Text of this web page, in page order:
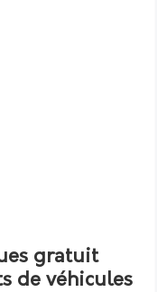
gratuit
de véhicules